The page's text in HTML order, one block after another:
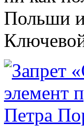
Польши